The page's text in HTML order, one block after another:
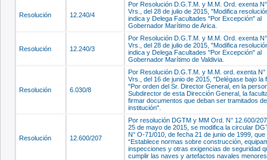
Resolución 12.240/4
Por Resolución D.G.T.M. y M.M. Ord. exenta
Vrs., del 28 de julio de 2015, "Modifica
indica y Delega Facultades "Por Excepción" al
Gobernador Marítimo de Arica.
Resolución 12.240/3
Por Resolución D.G.T.M. y M.M. Ord. exenta
Vrs., del 28 de julio de 2015, "Modifica
indica y Delega Facultades "Por Excepción" al
Gobernador Marítimo de Valdivia.
Resolución 6.030/8
Por Resolución D.G.T.M. y M.M. ord. exenta N°
Vrs., del 16 de junio de 2015, "Delégase bajo la
"Por orden del Sr. Director General, en la
Subdirector de esta Dirección General, la
firmar documentos que deban ser tramitados
institución".
Resolución 12.600/207
Por resolución DGTM y MM Ord. N° 12.600/
25 de mayo de 2015, se modifica la circular
N° O-71/010, de fecha 21 de junio de 1999, que
“Establece normas sobre construcción,
inspecciones y otras exigencias de seguridad
cumplir las naves y artefactos navales